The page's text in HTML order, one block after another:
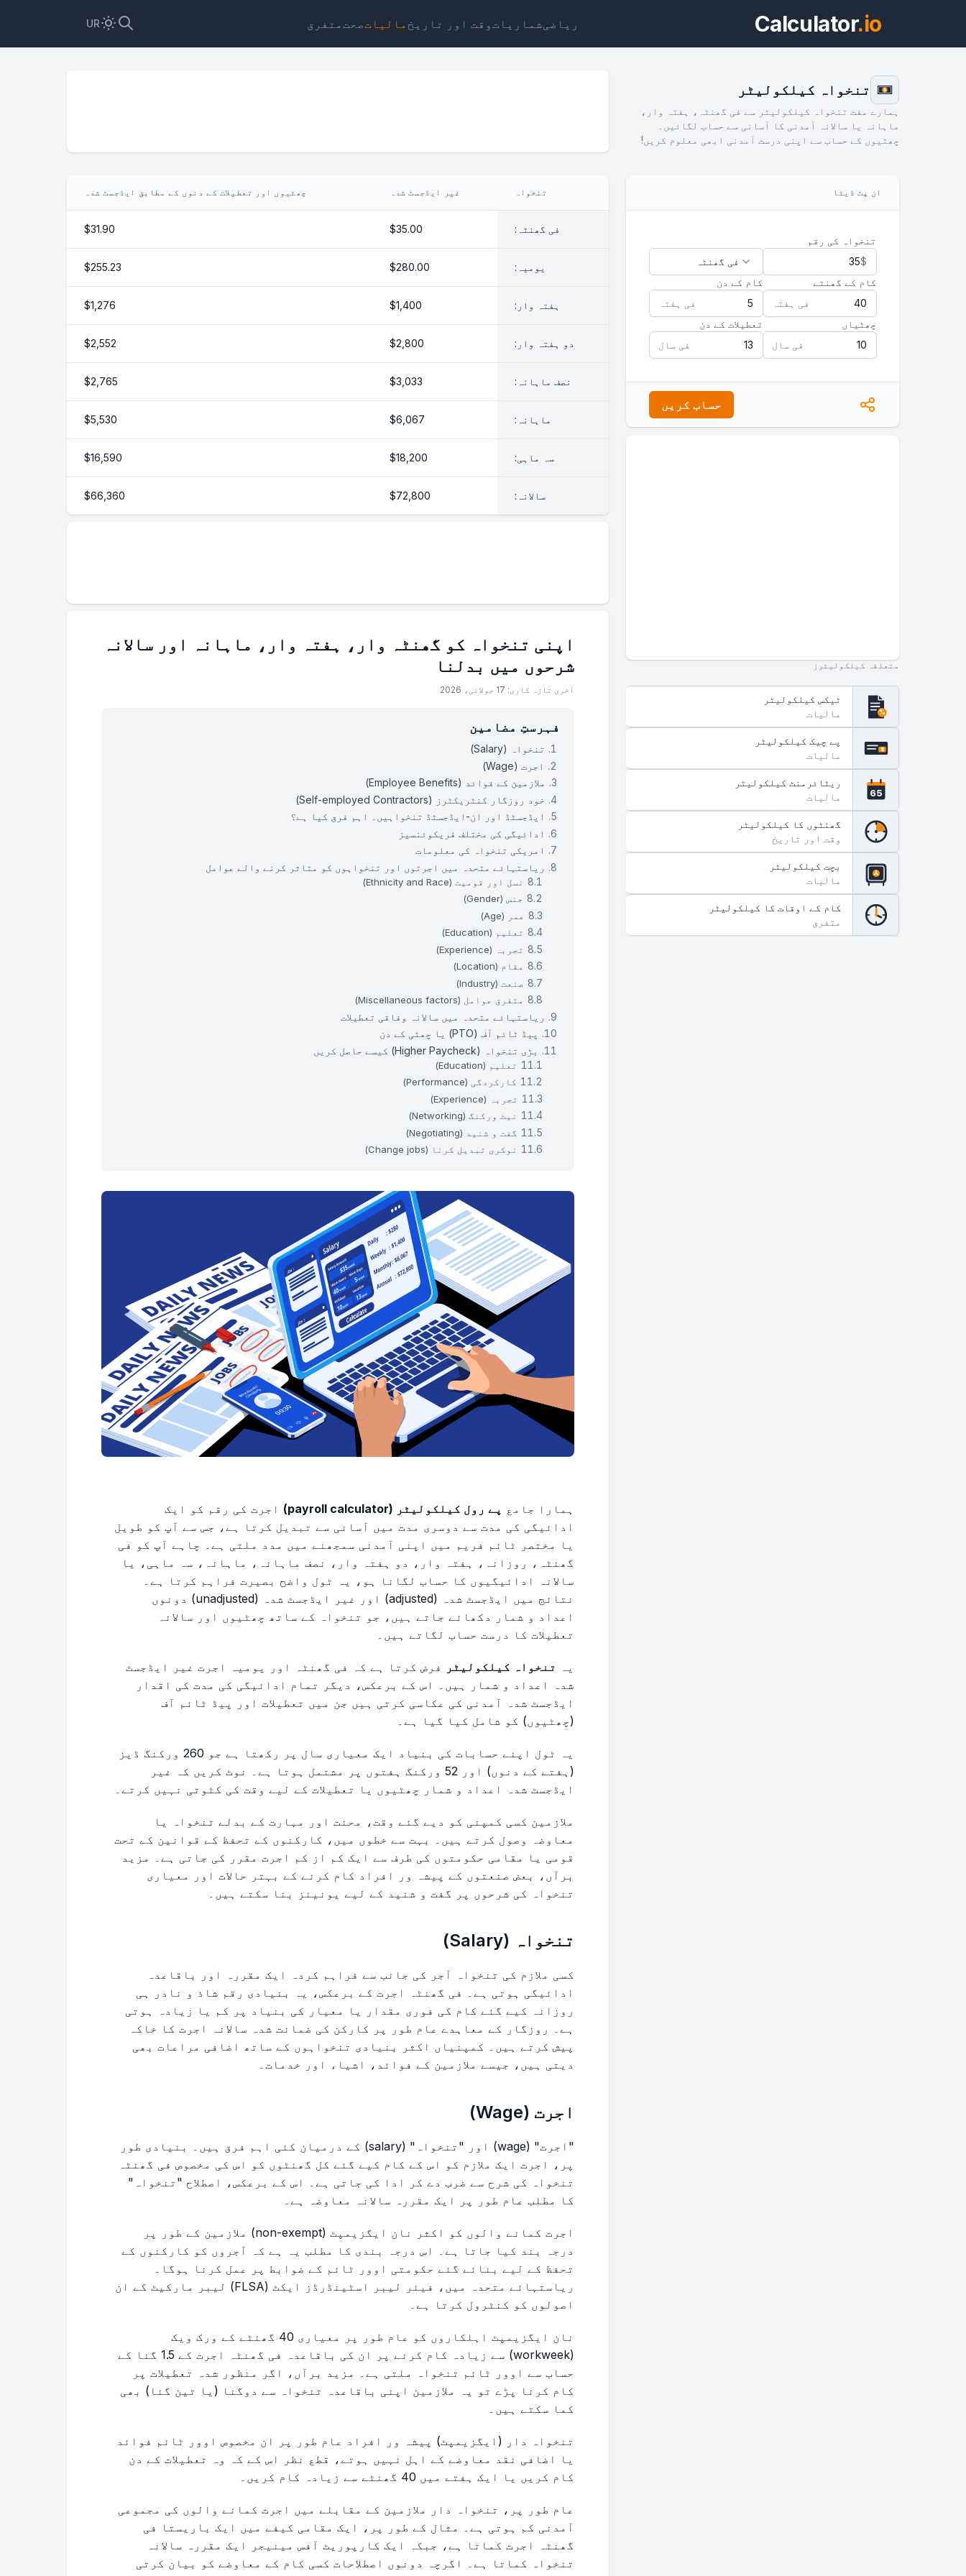
Calculator.io ریاضیشماریاتوقت اور تاریخ مالیاتصحتمتفرق UR
$ تنخواہ کیلکولیٹر
ہمارے مفت تنخواہ کیلکولیٹر سے فی گھنٹہ، ہفتہ وار،
ماہانہ یا سالانہ آمدنی کا آسانی سے حساب لگائیں۔
چھٹیوں کے حساب سے اپنی درست آمدنی ابھی معلوم کریں!
ان پٹ ڈیٹا
تنخواہ کی رقم
$
کام کے گھنٹے
فی ہفتہ
کام کے دن
فی ہفتہ
چھٹیاں
فی سال
تعطیلات کے دن
فی سال
حساب کریں
متعلقہ کیلکولیٹرز
%
ٹیکس کیلکولیٹر
مالیات
$
پے چیک کیلکولیٹر
مالیات
65
ریٹائرمنٹ کیلکولیٹر
مالیات
گھنٹوں کا کیلکولیٹر
وقت اور تاریخ
بچت کیلکولیٹر
مالیات
کام کے اوقات کا کیلکولیٹر
متفرق
تنخواہ غیر ایڈجسٹ شدہ چھٹیوں اور تعطیلات کے دنوں کے مطابق ایڈجسٹ شدہ
فی گھنٹہ: $35.00
$31.90
یومیہ: $280.00
$255.23
ہفتہ وار: $1,400
$1,276
دو ہفتہ وار: $2,800
$2,552
نصف ماہانہ: $3,033
$2,765
ماہانہ: $6,067
$5,530
سہ ماہی: $18,200
$16,590
سالانہ: $72,800
$66,360
اپنی تنخواہ کو گھنٹہ وار، ہفتہ وار، ماہانہ اور سالانہ
شرحوں میں بدلنا
آخری تازہ کاری: 17 جولائی، 2026
فہرستِ مضامین
تنخواہ (Salary)
اجرت (Wage)
ملازمین کے فوائد (Employee Benefits)
خود روزگار کنٹریکٹرز (Self-employed Contractors)
ایڈجسٹڈ اور ان-ایڈجسٹڈ تنخواہیں۔ اہم فرق کیا ہے؟
ادائیگی کی مختلف فریکوئنسیز
امریکی تنخواہ کی معلومات
ریاستہائے متحدہ میں اجرتوں اور تنخواہوں کو متاثر کرنے والے عوامل
نسل اور قومیت (Ethnicity and Race)
جنس (Gender)
عمر (Age)
تعلیم (Education)
تجربہ (Experience)
مقام (Location)
صنعت (Industry)
متفرق عوامل (Miscellaneous factors)
ریاستہائے متحدہ میں سالانہ وفاقی تعطیلات
پیڈ ٹائم آف (PTO) یا چھٹی کے دن
بڑی تنخواہ (Higher Paycheck) کیسے حاصل کریں
تعلیم (Education)
کارکردگی (Performance)
تجربہ (Experience)
نیٹ ورکنگ (Networking)
گفت و شنید (Negotiating)
نوکری تبدیل کرنا (Change jobs)
ہمارا جامع پے رول کیلکولیٹر (payroll calculator)
اجرت کی رقم کو ایک
ادائیگی کی مدت سے دوسری مدت میں آسانی سے تبدیل کرتا ہے، جس سے آپ کو طویل
یا مختصر ٹائم فریم میں اپنی آمدنی سمجھنے میں مدد ملتی ہے۔ چاہے آپ کو فی
گھنٹہ، روزانہ، ہفتہ وار، دو ہفتہ وار، نصف ماہانہ، ماہانہ، سہ ماہی، یا
سالانہ ادائیگیوں کا حساب لگانا ہو، یہ ٹول واضح بصیرت فراہم کرتا ہے۔
نتائج میں ایڈجسٹ شدہ (adjusted) اور غیر ایڈجسٹ شدہ (unadjusted) دونوں
اعداد و شمار دکھائے جاتے ہیں، جو تنخواہ کے ساتھ چھٹیوں اور سالانہ
تعطیلات کا درست حساب لگاتے ہیں۔
یہ تنخواہ کیلکولیٹر
فرض کرتا ہے کہ فی گھنٹہ اور یومیہ اجرت غیر ایڈجسٹ
شدہ اعداد و شمار ہیں۔ اس کے برعکس، دیگر تمام ادائیگی کی مدت کی اقدار
ایڈجسٹ شدہ آمدنی کی عکاسی کرتی ہیں جن میں تعطیلات اور پیڈ ٹائم آف
(چھٹیوں) کو شامل کیا گیا ہے۔
یہ ٹول اپنے حسابات کی بنیاد ایک معیاری سال پر رکھتا ہے جو 260 ورکنگ ڈیز
(ہفتے کے دنوں) اور 52 ورکنگ ہفتوں پر مشتمل ہوتا ہے۔ نوٹ کریں کہ غیر
ایڈجسٹ شدہ اعداد و شمار چھٹیوں یا تعطیلات کے لیے وقت کی کٹوتی نہیں کرتے۔
ملازمین کسی کمپنی کو دیے گئے وقت، محنت اور مہارت کے بدلے تنخواہ یا
معاوضہ وصول کرتے ہیں۔ بہت سے خطوں میں، کارکنوں کے تحفظ کے قوانین کے تحت
قومی یا مقامی حکومتوں کی طرف سے ایک کم از کم اجرت مقرر کی جاتی ہے۔ مزید
برآں، بعض صنعتوں کے پیشہ ور افراد کام کرنے کے بہتر حالات اور معیاری
تنخواہ کی شرحوں پر گفت و شنید کے لیے یونینز بنا سکتے ہیں۔
تنخواہ (Salary)
کسی ملازم کی تنخواہ آجر کی جانب سے فراہم کردہ ایک مقررہ اور باقاعدہ
ادائیگی ہوتی ہے۔ فی گھنٹہ اجرت کے برعکس، یہ بنیادی رقم شاذ و نادر ہی
روزانہ کیے گئے کام کی فوری مقدار یا معیار کی بنیاد پر کم یا زیادہ ہوتی
ہے۔ روزگار کے معاہدے عام طور پر کارکن کی ضمانت شدہ سالانہ اجرت کا خاکہ
پیش کرتے ہیں۔ کمپنیاں اکثر بنیادی تنخواہوں کے ساتھ اضافی مراعات بھی
دیتی ہیں، جیسے ملازمین کے فوائد، اشیاء اور خدمات۔
اجرت (Wage)
"اجرت" (wage) اور "تنخواہ" (salary) کے درمیان کئی اہم فرق ہیں۔ بنیادی طور
پر، اجرت ایک ملازم کو اس کے کام کیے گئے کل گھنٹوں کو اس کی مخصوص فی گھنٹہ
تنخواہ کی شرح سے ضرب دے کر ادا کی جاتی ہے۔ اس کے برعکس، اصطلاح "تنخواہ"
کا مطلب عام طور پر ایک مقررہ سالانہ معاوضہ ہے۔
اجرت کمانے والوں کو اکثر نان ایگزیمپٹ (non-exempt) ملازمین کے طور پر
درجہ بند کیا جاتا ہے۔ اس درجہ بندی کا مطلب یہ ہے کہ آجروں کو کارکنوں کے
تحفظ کے لیے بنائے گئے حکومتی اوور ٹائم کے ضوابط پر عمل کرنا ہوگا۔
ریاستہائے متحدہ میں، فیئر لیبر اسٹینڈرڈز ایکٹ (FLSA) لیبر مارکیٹ کے ان
اصولوں کو کنٹرول کرتا ہے۔
نان ایگزیمپٹ اہلکاروں کو عام طور پر معیاری 40 گھنٹے کے ورک ویک
(workweek) سے زیادہ کام کرنے پر ان کی باقاعدہ فی گھنٹہ اجرت کے 1.5 گنا کے
حساب سے اوور ٹائم تنخواہ ملتی ہے۔ مزید برآں، اگر منظور شدہ تعطیلات پر
کام کرنا پڑے تو یہ ملازمین اپنی باقاعدہ تنخواہ سے دوگنا (یا تین گنا) بھی
کما سکتے ہیں۔
تنخواہ دار (ایگزیمپٹ) پیشہ ور افراد عام طور پر ان مخصوص اوور ٹائم فوائد
یا اضافی نقد معاوضے کے اہل نہیں ہوتے، قطع نظر اس کے کہ وہ تعطیلات کے دن
کام کریں یا ایک ہفتے میں 40 گھنٹے سے زیادہ کام کریں۔
عام طور پر، تنخواہ دار ملازمین کے مقابلے میں اجرت کمانے والوں کی مجموعی
آمدنی کم ہوتی ہے۔ مثال کے طور پر، ایک مقامی کیفے میں ایک باریستا فی
گھنٹہ اجرت کماتا ہے، جبکہ ایک کارپوریٹ آفس مینیجر ایک مقررہ سالانہ
تنخواہ کماتا ہے۔ اگرچہ دونوں اصطلاحات کسی کام کے معاوضے کو بیان کرتی